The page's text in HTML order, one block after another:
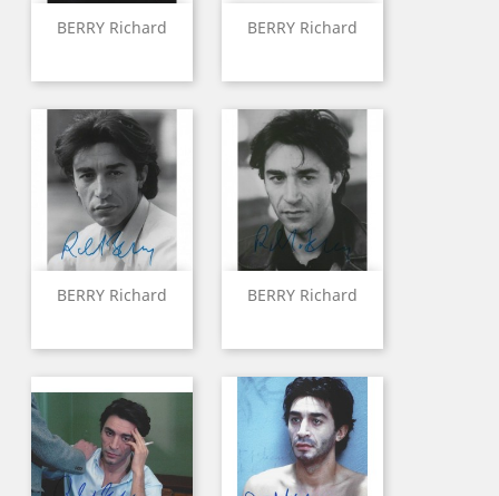
BERRY Richard BERRY Richard
BERRY Richard BERRY Richard